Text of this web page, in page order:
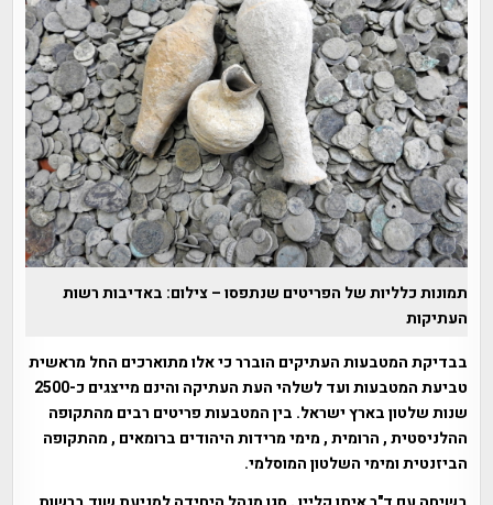
תמונות כלליות של הפריטים שנתפסו – צילום: באדיבות רשות
העתיקות
בבדיקת המטבעות העתיקים הוברר כי אלו מתוארכים החל מראשית
טביעת המטבעות ועד לשלהי העת העתיקה והינם מייצגים כ-2500
שנות שלטון בארץ ישראל. בין המטבעות פריטים רבים מהתקופה
ההלניסטית , הרומית , מימי מרידות היהודים ברומאים , מהתקופה
הביזנטית ומימי השלטון המוסלמי.